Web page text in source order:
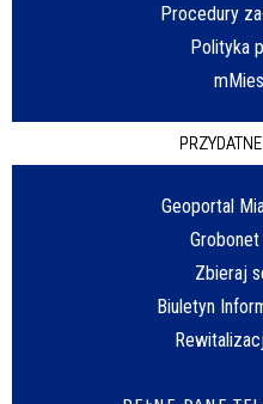
Procedury
Polityka
Geoportal
Grobonet
Zbieraj
Biuletyn